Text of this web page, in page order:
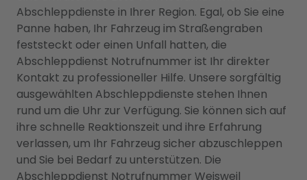
Abschleppdienste in Ihrer Region. Egal, ob Sie eine
Panne haben, Ihr Fahrzeug im Straßengraben
feststeckt oder einen Unfall hatten, die
Abschleppdienst Notrufnummer ist Ihr direkter
Kontakt zu professioneller Hilfe. Unsere sorgfältig
ausgewählten Abschleppdienste stehen Ihnen
rund um die Uhr zur Verfügung. Sie können sich auf
ihre schnelle Reaktionszeit und ihre Erfahrung
verlassen, um Ihr Fahrzeug sicher abzuschleppen
und Sie bei Bedarf zu unterstützen. Die
Abschleppdienst Notrufnummer Weisweil